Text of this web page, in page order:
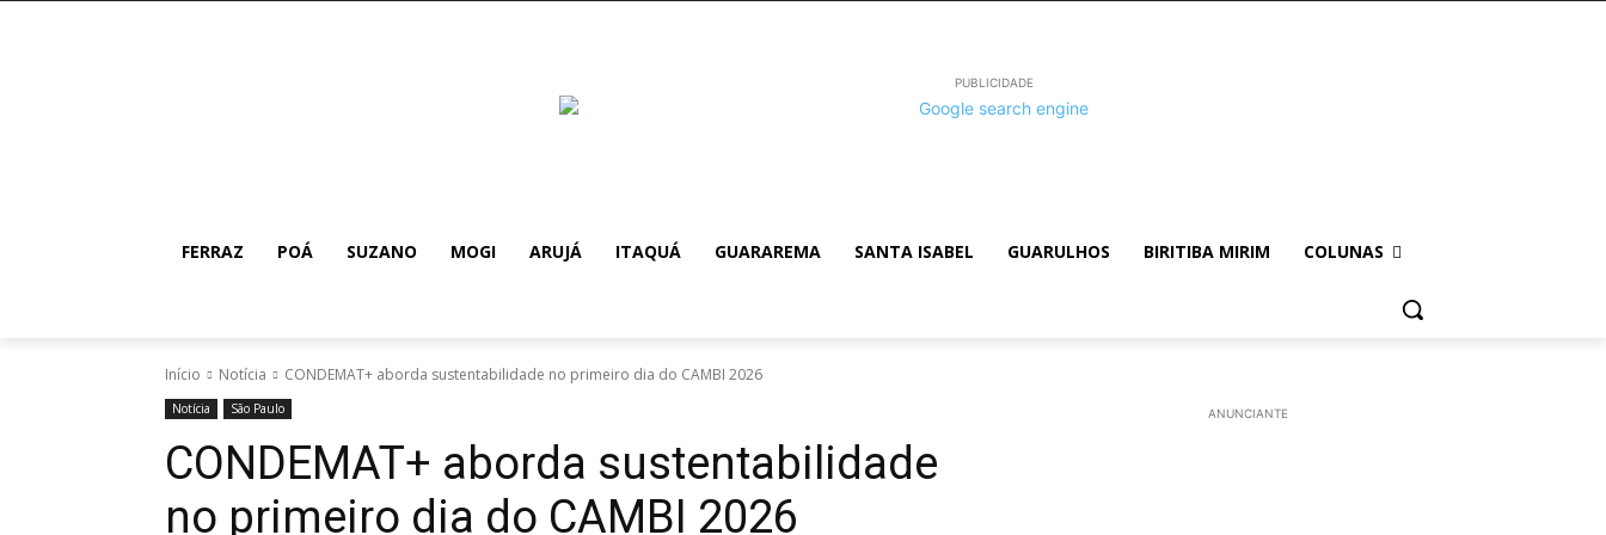
PUBLICIDADE
FERRAZ POÁ SUZANO MOGI ARUJÁ ITAQUÁ GUARAREMA SANTA ISABEL GUARULHOS BIRITIBA MIRIM COLUNAS
Início Notícia CONDEMAT+ aborda sustentabilidade no primeiro dia do CAMBI 2026
Notícia São Paulo
CONDEMAT+ aborda sustentabilidade
no primeiro dia do CAMBI 2026
ANUNCIANTE